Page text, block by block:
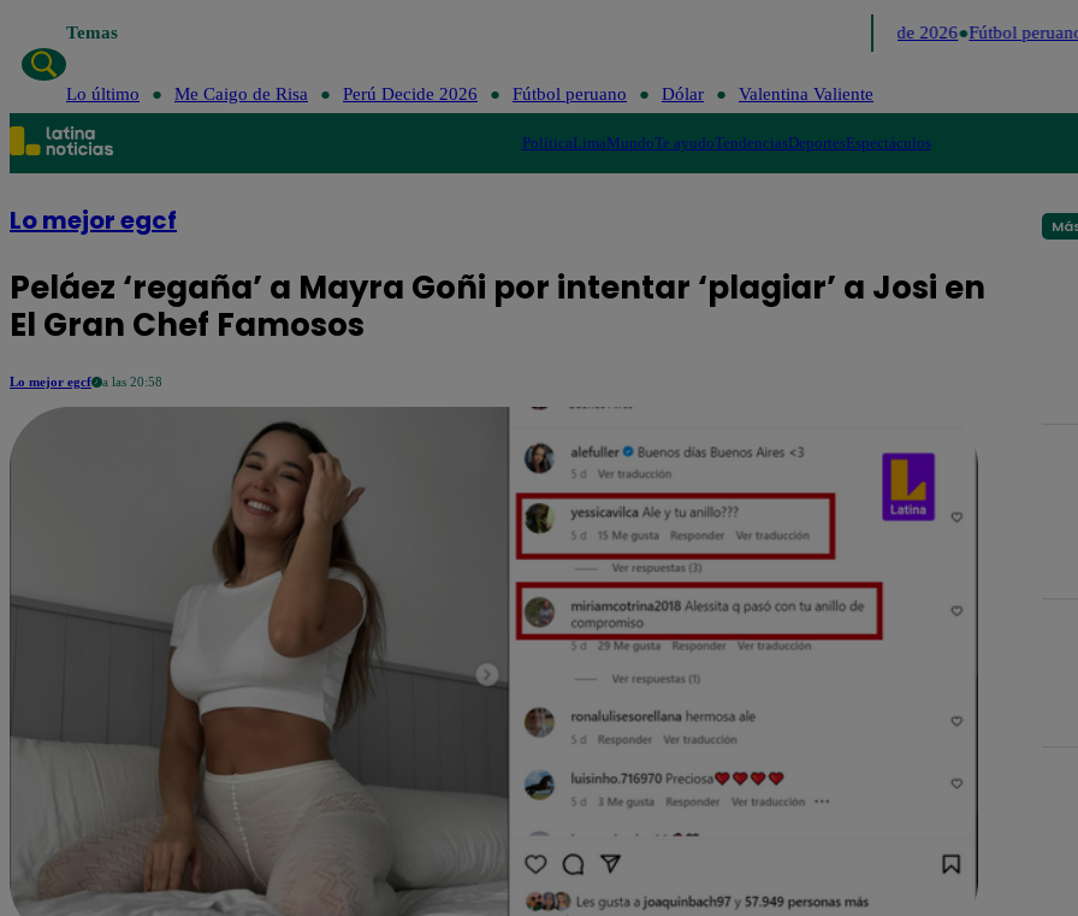
Temas Perú Decide 2026 Fútbol peruano
Lo último Me Caigo de Risa Perú Decide 2026 Fútbol peruano Dólar Valentina Valiente
PolíticaLimaMundoTe ayudoTendenciasDeportesEspectáculos
Lo mejor egcf
Peláez ‘regaña’ a Mayra Goñi por intentar ‘plagiar’ a Josi en
El Gran Chef Famosos
Lo mejor egcf a las 20:58